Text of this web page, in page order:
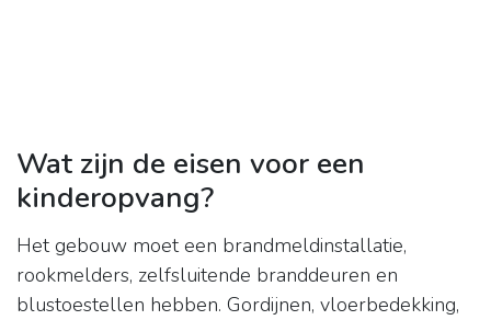
Wat zijn de eisen voor een
kinderopvang?
Het gebouw moet een brandmeldinstallatie,
rookmelders, zelfsluitende branddeuren en
blustoestellen hebben. Gordijnen, vloerbedekking,